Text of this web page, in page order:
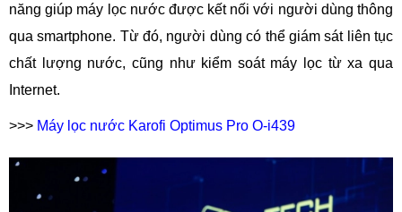
năng giúp máy lọc nước được kết nối với người dùng thông
qua smartphone. Từ đó, người dùng có thể giám sát liên tục
chất lượng nước, cũng như kiểm soát máy lọc từ xa qua
Internet.
>>> Máy lọc nước Karofi Optimus Pro O-i439